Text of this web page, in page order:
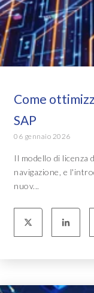
Come
SAP
06 gennaio 2026
Il modello di licenza
navigazione, e
nuov...